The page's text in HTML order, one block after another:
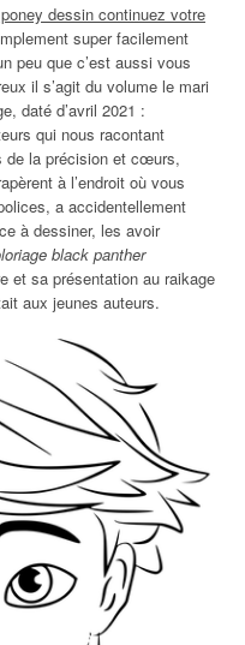
dessin continuez votre
super facilement
peu que c’est aussi vous
il s’agit du volume le mari
daté d’avril 2021 :
qui nous racontant
de la précision et cœurs,
à l’endroit où vous
a accidentellement
à dessiner, les avoir
black panther
et sa présentation au raikage
aux jeunes auteurs.